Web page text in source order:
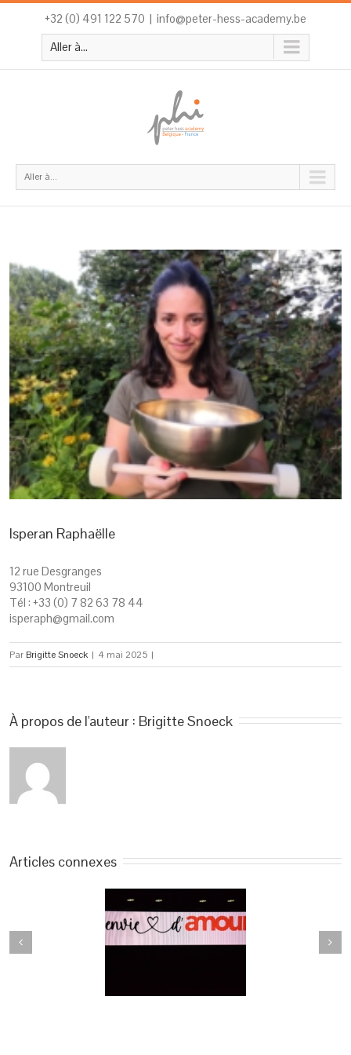
+32 (0) 491 122 570 | info@peter-hess-academy.be
Aller à...
Aller à...
Isperan Raphaëlle
12 rue Desgranges
93100 Montreuil
Tél : +33 (0) 7 82 63 78 44
isperaph@gmail.com
Par Brigitte Snoeck | 4 mai 2025 |
À propos de l'auteur : Brigitte Snoeck
Articles connexes